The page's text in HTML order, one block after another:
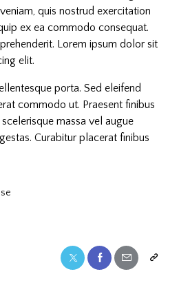
quis nostrud exercitation
ex ea commodo consequat.
Lorem ipsum dolor sit
elit.
porta. Sed eleifend
commodo ut. Praesent finibus
massa vel augue
Curabitur placerat finibus